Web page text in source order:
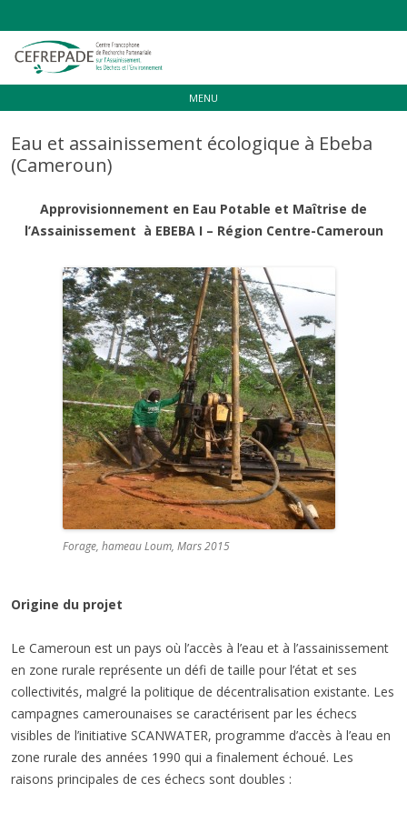
MENU
contenu
Eau et assainissement écologique à Ebeba
(Cameroun)
Approvisionnement en Eau Potable et Maîtrise de
l’Assainissement à EBEBA I – Région Centre-Cameroun
Forage, hameau Loum, Mars 2015
Origine du projet
Le Cameroun est un pays où l’accès à l’eau et à l’assainissement
en zone rurale représente un défi de taille pour l’état et ses
collectivités, malgré la politique de décentralisation existante. Les
campagnes camerounaises se caractérisent par les échecs
visibles de l’initiative SCANWATER, programme d’accès à l’eau en
zone rurale des années 1990 qui a finalement échoué. Les
raisons principales de ces échecs sont doubles :